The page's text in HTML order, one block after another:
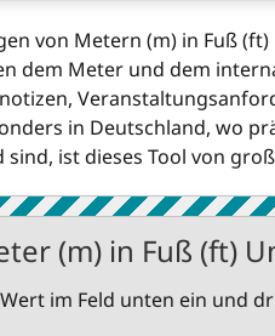
von Metern (m) in Fuß
dem Meter und dem
in Deutschland, wo
ist dieses Tool von
(m) in Fuß (ft)
im Feld unten ein und